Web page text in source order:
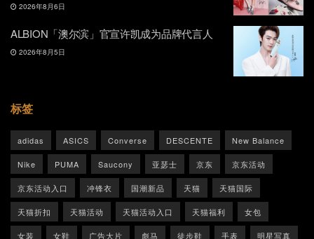
2026年8月6日
ALBION「澳尔滨」官宣许凯成为品牌代言人
2026年8月5日
标签
adidas ASICS Converse DESCENTE New Balance
Nike PUMA Saucony 亚瑟士 京东 京东活动
京东活动入口 冲锋衣 国潮新品 天猫 天猫国际
天猫折扣 天猫活动 天猫活动入口 天猫福利 女包
女装 女鞋 广告大片 彪马 徒步鞋 手表 明星写真